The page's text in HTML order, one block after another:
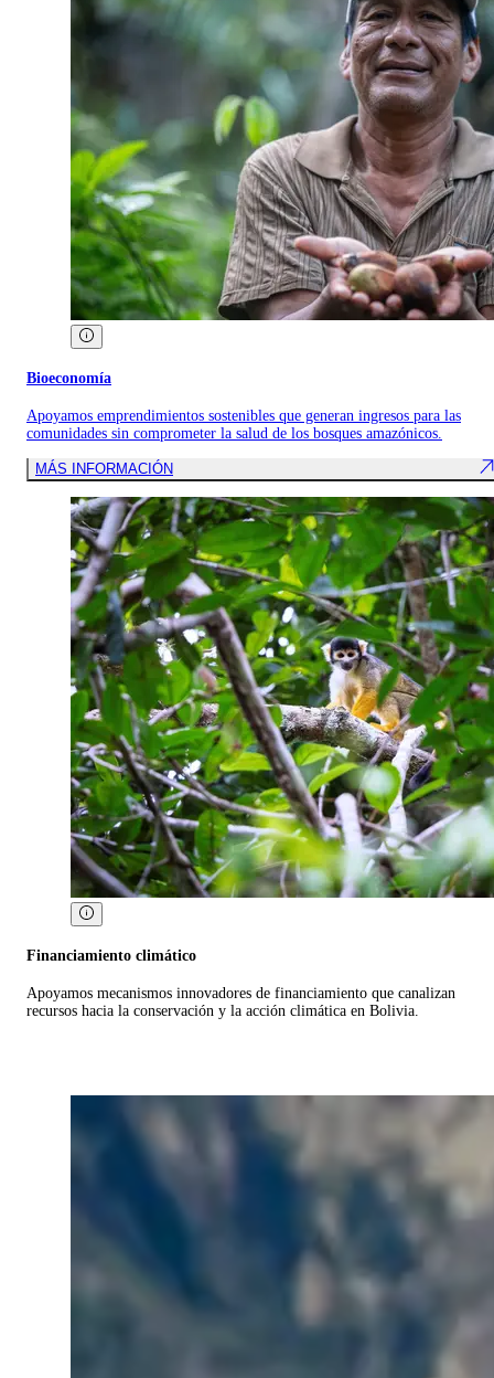
Bioeconomía
Apoyamos emprendimientos sostenibles que generan ingresos para las
comunidades sin comprometer la salud de los bosques amazónicos.
MÁS INFORMACIÓN
Financiamiento climático
Apoyamos mecanismos innovadores de financiamiento que canalizan
recursos hacia la conservación y la acción climática en Bolivia.